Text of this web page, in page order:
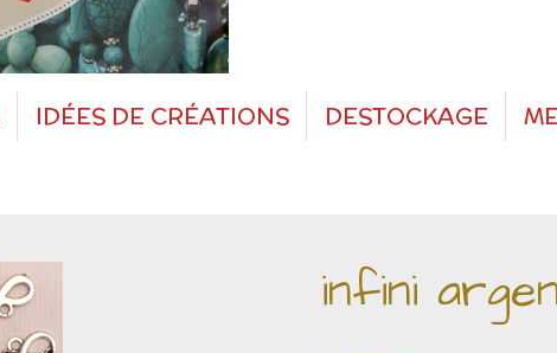
IDÉES DE CRÉATIONS DESTOCKAGE
infini